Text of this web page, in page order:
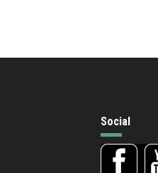
Social